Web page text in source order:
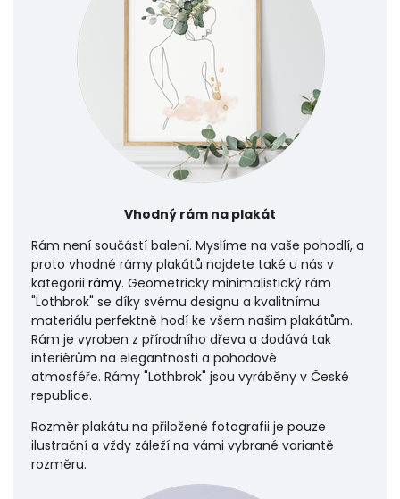
Vhodný rám na plakát
Rám není součástí balení. Myslíme na vaše pohodlí, a
proto vhodné rámy plakátů najdete také u nás v
kategorii rámy. Geometricky minimalistický rám
"Lothbrok" se díky svému designu a kvalitnímu
materiálu perfektně hodí ke všem našim plakátům.
Rám je vyroben z přírodního dřeva a dodává tak
interiérům na elegantnosti a pohodové
atmosféře. Rámy "Lothbrok" jsou vyráběny v České
republice.
Rozměr plakátu na přiložené fotografii je pouze
ilustrační a vždy záleží na vámi vybrané variantě
rozměru.